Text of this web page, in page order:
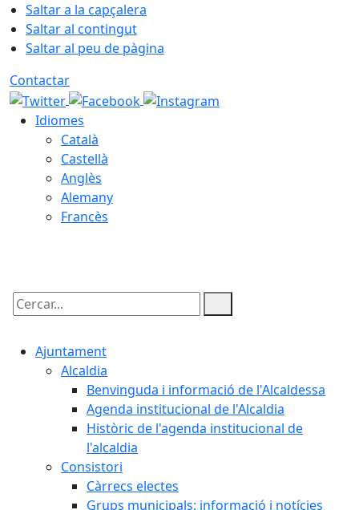
Saltar a la capçalera
Saltar al contingut
Saltar al peu de pàgina
Contactar
Idiomes
Català
Castellà
Anglès
Alemany
Francès
Cercar:
Ajuntament
Alcaldia
Benvinguda i informació de l'Alcaldessa
Agenda institucional de l'Alcaldia
Històric de l'agenda institucional de
l'alcaldia
Consistori
Càrrecs electes
Grups municipals: informació i notícies